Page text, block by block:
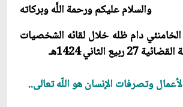
والسلام عليكم ورحمة اللَّه وبركاته‏
دام ظله خلال لقائه الشخصيات
الثاني 1424هـ
وتصرفات الإنسان هو اللّه تعالى..